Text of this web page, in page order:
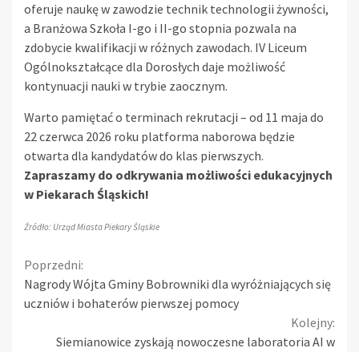
oferuje naukę w zawodzie technik technologii żywności,
a Branżowa Szkoła I-go i II-go stopnia pozwala na
zdobycie kwalifikacji w różnych zawodach. IV Liceum
Ogólnokształcące dla Dorosłych daje możliwość
kontynuacji nauki w trybie zaocznym.
Warto pamiętać o terminach rekrutacji – od 11 maja do
22 czerwca 2026 roku platforma naborowa będzie
otwarta dla kandydatów do klas pierwszych.
Zapraszamy do odkrywania możliwości edukacyjnych
w Piekarach Śląskich!
Źródło: Urząd Miasta Piekary Śląskie
Continue
Reading
Poprzedni:
Nagrody Wójta Gminy Bobrowniki dla wyróżniających się
uczniów i bohaterów pierwszej pomocy
Kolejny:
Siemianowice zyskają nowoczesne laboratoria AI w